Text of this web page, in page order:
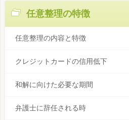
任意整理の特徴
任意整理の内容と特徴
クレジットカードの信用低下
和解に向けた必要な期間
弁護士に辞任される時